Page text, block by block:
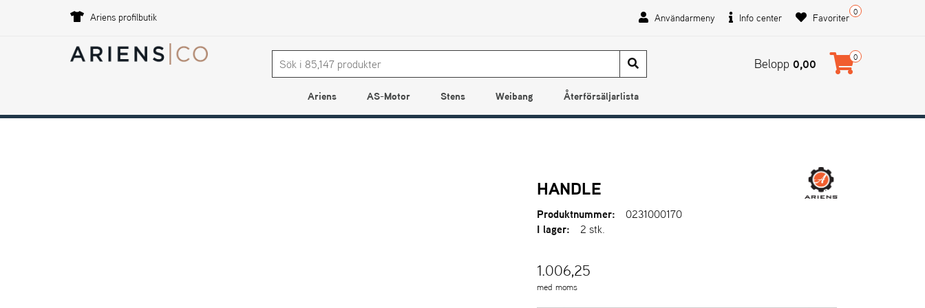
Ariens profilbutik Användarmeny Info center 0
Favoriter
Belopp 0,00 0
Ariens AS-Motor Stens Weibang Återförsäljarlista
HANDLE
Produktnummer:
0231000170
I lager:
2 stk.
1.006,25
med moms